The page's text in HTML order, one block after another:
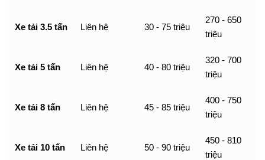
Xe tải 3.5 tấn Liên hệ 30 - 75 triệu
270 - 650
triệu
Xe tải 5 tấn Liên hệ 40 - 80 triệu
320 - 700
triệu
Xe tải 8 tấn Liên hệ 45 - 85 triệu
400 - 750
triệu
Xe tải 10 tấn Liên hệ 50 - 90 triệu
450 - 810
triệu